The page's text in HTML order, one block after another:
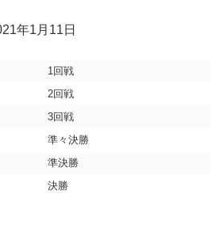
年1月11日
1回戦
2回戦
3回戦
準々決勝
準決勝
決勝